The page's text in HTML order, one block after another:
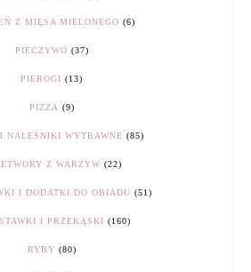
Z MIĘSA MIELONEGO (6)
PIECZYWO (37)
PIEROGI (13)
PIZZA (9)
NALEŚNIKI WYTRAWNE (85)
Z WARZYW (22)
I DODATKI DO OBIADU (51)
I PRZEKĄSKI (160)
RYBY (80)